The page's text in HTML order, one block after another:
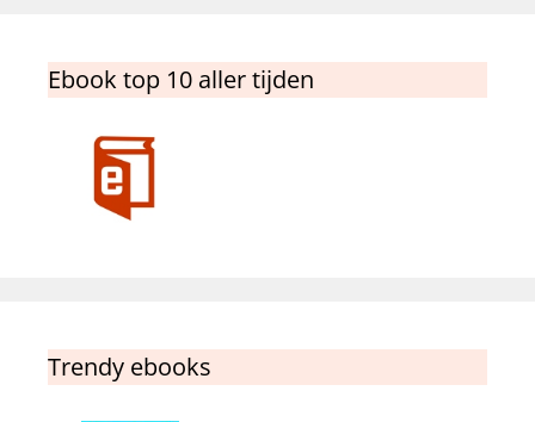
Ebook top 10 aller tijden
Trendy ebooks